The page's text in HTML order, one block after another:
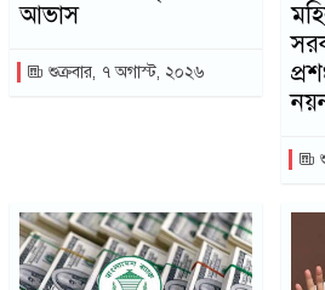
আভাস
শুক্রবার, ৭ অগাস্ট, ২০২৬